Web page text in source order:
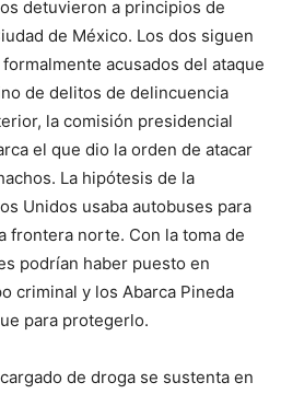
detuvieron a principios de
de México. Los dos siguen
acusados del ataque
de delitos de delincuencia
la comisión presidencial
el que dio la orden de atacar
La hipótesis de la
Unidos usaba autobuses para
frontera norte. Con la toma de
podrían haber puesto en
criminal y los Abarca Pineda
para protegerlo.
de droga se sustenta en